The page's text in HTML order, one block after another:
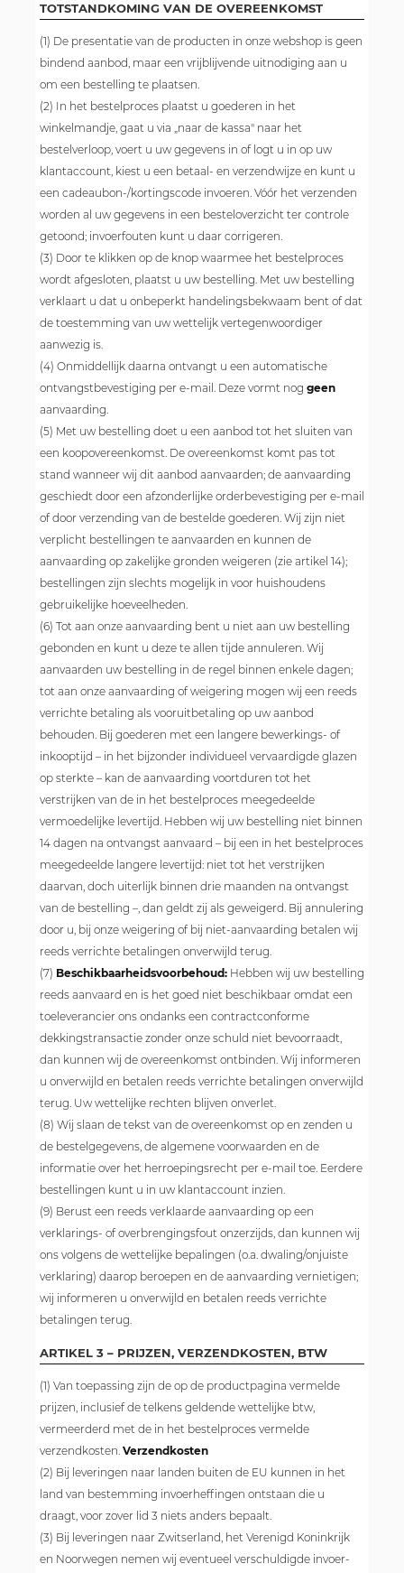
TOTSTANDKOMING VAN DE OVEREENKOMST
(1) De presentatie van de producten in onze webshop is geen
bindend aanbod, maar een vrijblijvende uitnodiging aan u
om een bestelling te plaatsen.
(2) In het bestelproces plaatst u goederen in het
winkelmandje, gaat u via „naar de kassa" naar het
bestelverloop, voert u uw gegevens in of logt u in op uw
klantaccount, kiest u een betaal- en verzendwijze en kunt u
een cadeaubon-/kortingscode invoeren. Vóór het verzenden
worden al uw gegevens in een besteloverzicht ter controle
getoond; invoerfouten kunt u daar corrigeren.
(3) Door te klikken op de knop waarmee het bestelproces
wordt afgesloten, plaatst u uw bestelling. Met uw bestelling
verklaart u dat u onbeperkt handelingsbekwaam bent of dat
de toestemming van uw wettelijk vertegenwoordiger
aanwezig is.
(4) Onmiddellijk daarna ontvangt u een automatische
ontvangstbevestiging per e-mail. Deze vormt nog geen
aanvaarding.
(5) Met uw bestelling doet u een aanbod tot het sluiten van
een koopovereenkomst. De overeenkomst komt pas tot
stand wanneer wij dit aanbod aanvaarden; de aanvaarding
geschiedt door een afzonderlijke orderbevestiging per e-mail
of door verzending van de bestelde goederen. Wij zijn niet
verplicht bestellingen te aanvaarden en kunnen de
aanvaarding op zakelijke gronden weigeren (zie artikel 14);
bestellingen zijn slechts mogelijk in voor huishoudens
gebruikelijke hoeveelheden.
(6) Tot aan onze aanvaarding bent u niet aan uw bestelling
gebonden en kunt u deze te allen tijde annuleren. Wij
aanvaarden uw bestelling in de regel binnen enkele dagen;
tot aan onze aanvaarding of weigering mogen wij een reeds
verrichte betaling als vooruitbetaling op uw aanbod
behouden. Bij goederen met een langere bewerkings- of
inkooptijd – in het bijzonder individueel vervaardigde glazen
op sterkte – kan de aanvaarding voortduren tot het
verstrijken van de in het bestelproces meegedeelde
vermoedelijke levertijd. Hebben wij uw bestelling niet binnen
14 dagen na ontvangst aanvaard – bij een in het bestelproces
meegedeelde langere levertijd: niet tot het verstrijken
daarvan, doch uiterlijk binnen drie maanden na ontvangst
van de bestelling –, dan geldt zij als geweigerd. Bij annulering
door u, bij onze weigering of bij niet-aanvaarding betalen wij
reeds verrichte betalingen onverwijld terug.
(7) Beschikbaarheidsvoorbehoud: Hebben wij uw bestelling
reeds aanvaard en is het goed niet beschikbaar omdat een
toeleverancier ons ondanks een contractconforme
dekkingstransactie zonder onze schuld niet bevoorraadt,
dan kunnen wij de overeenkomst ontbinden. Wij informeren
u onverwijld en betalen reeds verrichte betalingen onverwijld
terug. Uw wettelijke rechten blijven onverlet.
(8) Wij slaan de tekst van de overeenkomst op en zenden u
de bestelgegevens, de algemene voorwaarden en de
informatie over het herroepingsrecht per e-mail toe. Eerdere
bestellingen kunt u in uw klantaccount inzien.
(9) Berust een reeds verklaarde aanvaarding op een
verklarings- of overbrengingsfout onzerzijds, dan kunnen wij
ons volgens de wettelijke bepalingen (o.a. dwaling/onjuiste
verklaring) daarop beroepen en de aanvaarding vernietigen;
wij informeren u onverwijld en betalen reeds verrichte
betalingen terug.
ARTIKEL 3 – PRIJZEN, VERZENDKOSTEN, BTW
(1) Van toepassing zijn de op de productpagina vermelde
prijzen, inclusief de telkens geldende wettelijke btw,
vermeerderd met de in het bestelproces vermelde
verzendkosten. Verzendkosten
(2) Bij leveringen naar landen buiten de EU kunnen in het
land van bestemming invoerheffingen ontstaan die u
draagt, voor zover lid 3 niets anders bepaalt.
(3) Bij leveringen naar Zwitserland, het Verenigd Koninkrijk
en Noorwegen nemen wij eventueel verschuldigde invoer-